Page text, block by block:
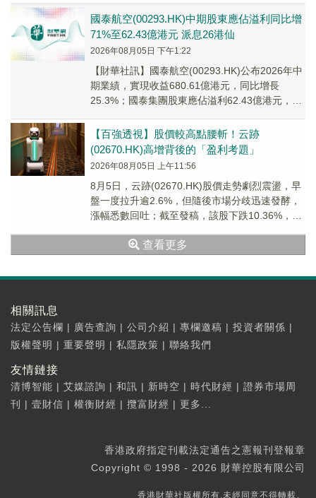
國泰航空(00293.HK)中期股東應佔溢利同比增
71%至62.43億港元 派息26港仙
2026年08月05日 下午1:22
【財華社訊】國泰航空(00293.HK)公布2026年中
期業績，實現收益680.61億港元，同比增長
25.3%；國泰集團股東應佔溢利62.43億港元，同
【百強透視】股價較高點腰斬！云跡
(02670.HK)高增背後的「盈利考題」
2026年08月05日 上午11:56
8月5日，云跡(02670.HK)股價走勢劇烈震盪，早
盤一度拉升逾2.6%，但隨後市場分歧迅速發酵，
漲幅悉數回吐；截至發稿，該股下跌10.36%，報
查看更多
相關訊息
法定公告欄 | 廣告查詢 | 公司介紹 | 專欄邀稿 | 投資者關係 |
版權聲明 | 重要聲明 | 私隱政策 | 聯絡我們
友情鏈接
清博智能 | 艾媒諮詢 | 和訊 | 新時空 | 時代財經 | 證券市場周
刊
| 壹財信 | 權衡財經 | 攬富財經 | 更多...
香港政府指定刊載法定通告之憲報刊登報章
Copyright © 1998 - 2026 財華控股有限公司
香港財華社版權所有,未經同意不得轉載。